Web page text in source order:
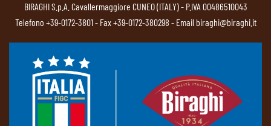
BIRAGHI S.p.A. Cavallermaggiore CUNEO (ITALY) - P.IVA 00486510043
Telefono +39-0172-3801- Fax +39-0172-380298 - Email biraghi@biraghi.it